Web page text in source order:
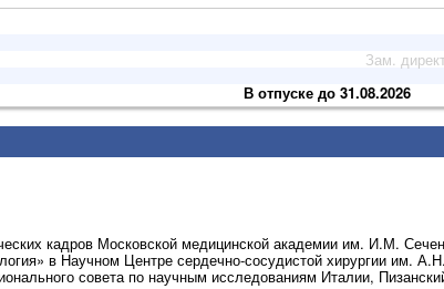
Зам.
В отпуске до 31.08.2026
кадров Московской медицинской академии им. И.М.
в Научном Центре сердечно-сосудистой хирургии им.
совета по научным исследованиям Италии,